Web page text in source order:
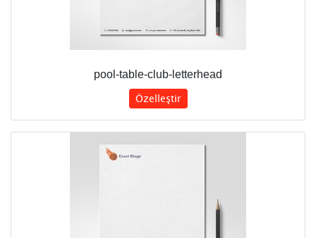
pool-table-club-letterhead
Özelleştir